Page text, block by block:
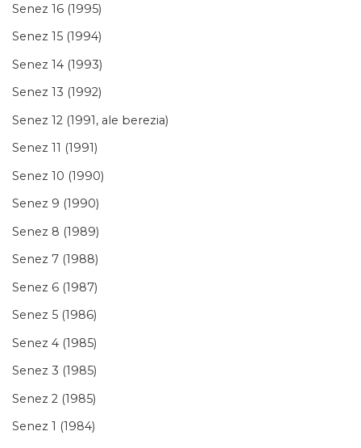
Senez 16 (1995)
Senez 15 (1994)
Senez 14 (1993)
Senez 13 (1992)
Senez 12 (1991, ale berezia)
Senez 11 (1991)
Senez 10 (1990)
Senez 9 (1990)
Senez 8 (1989)
Senez 7 (1988)
Senez 6 (1987)
Senez 5 (1986)
Senez 4 (1985)
Senez 3 (1985)
Senez 2 (1985)
Senez 1 (1984)